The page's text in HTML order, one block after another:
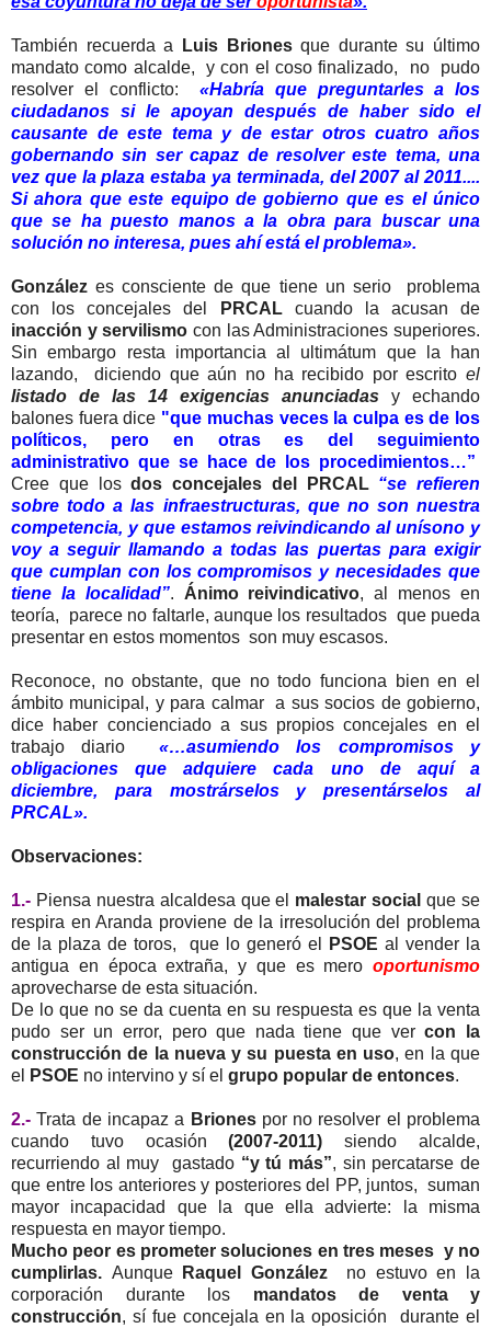
También recuerda a Luis Brionesque durante su último
mandato como alcalde, y con el coso finalizado, no pudo
resolver el conflicto: «Habría que preguntarles a los
ciudadanos si le apoyan después de haber sido el
causante de este tema y de estar otros cuatro años
gobernando sin ser capaz de resolver este tema, una
vez que la plaza estaba ya terminada, del 2007 al 2011....
Si ahora que este equipo de gobierno que es el único
que se ha puesto manos a la obra para buscar una
solución no interesa, pues ahí está el problema».
Gonzálezes consciente de que tiene un serio problema
con los concejales del
PRCALcuando la acusan de
inacción y servilismo con las Administraciones superiores.
Sin embargo resta importancia al ultimátum que la han
lazando, diciendo que aún no ha recibido por escrito el
listado de las 14 exigencias anunciadas y echando
balones fuera dice "que muchas veces la culpa es de los
políticos, pero en otras es del seguimiento
administrativo que se hace de los procedimientos…”
Cree que losdos concejales del PRCAL “se refieren
sobre todo a las infraestructuras, que no son nuestra
competencia, y que estamos reivindicando al unísono y
voy a seguir llamando a todas las puertas para exigir
que cumplan con los compromisos y necesidades que
tiene la localidad”. Ánimo reivindicativo, al menos en
teoría, parece no faltarle, aunque los resultados que pueda
presentar en estos momentos son muy escasos.
Reconoce, no obstante, que no todo funciona bien en el
ámbito municipal, y para calmar a sus socios de gobierno,
dice haber concienciado a sus propios concejales en el
trabajo diario «…asumiendo los compromisos y
obligaciones que adquiere cada uno de aquí a
diciembre, para mostrárselos y presentárselos al
PRCAL».
Observaciones:
1.- Piensa nuestra alcaldesa que el malestar social que se
respira en Aranda proviene de la irresolución del problema
de la plaza de toros, que lo generó el
PSOE al vender la
antigua en época extraña, y que es mero oportunismo
aprovecharse de esta situación.
De lo que no se da cuenta en su respuesta es que la venta
pudo ser un error, pero que nada tiene que vercon la
construcción de la nueva y su puesta en uso, en la que
el
PSOE no intervino y sí el grupo popular de entonces.
2.-Trata de incapaz a Brionespor no resolver el problema
cuando tuvo ocasión(2007-2011) siendo alcalde,
recurriendo al muy gastado “y tú más”, sin percatarse de
que entre los anteriores y posteriores del PP, juntos, suman
mayor incapacidad que la que ella advierte: la misma
respuesta en mayor tiempo.
Mucho peor es prometer soluciones en tres meses y no
cumplirlas. Aunque Raquel González
no estuvo en la
corporación durante los mandatos de venta y
construcción, sí fue concejala en la oposición durante el